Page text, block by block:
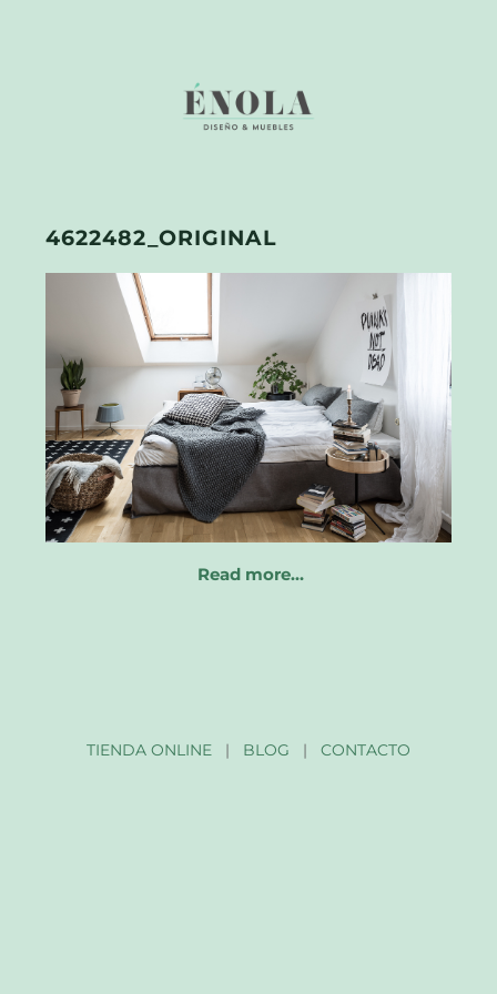
4622482_ORIGINAL
Read more…
TIENDA ONLINE| BLOG | CONTACTO